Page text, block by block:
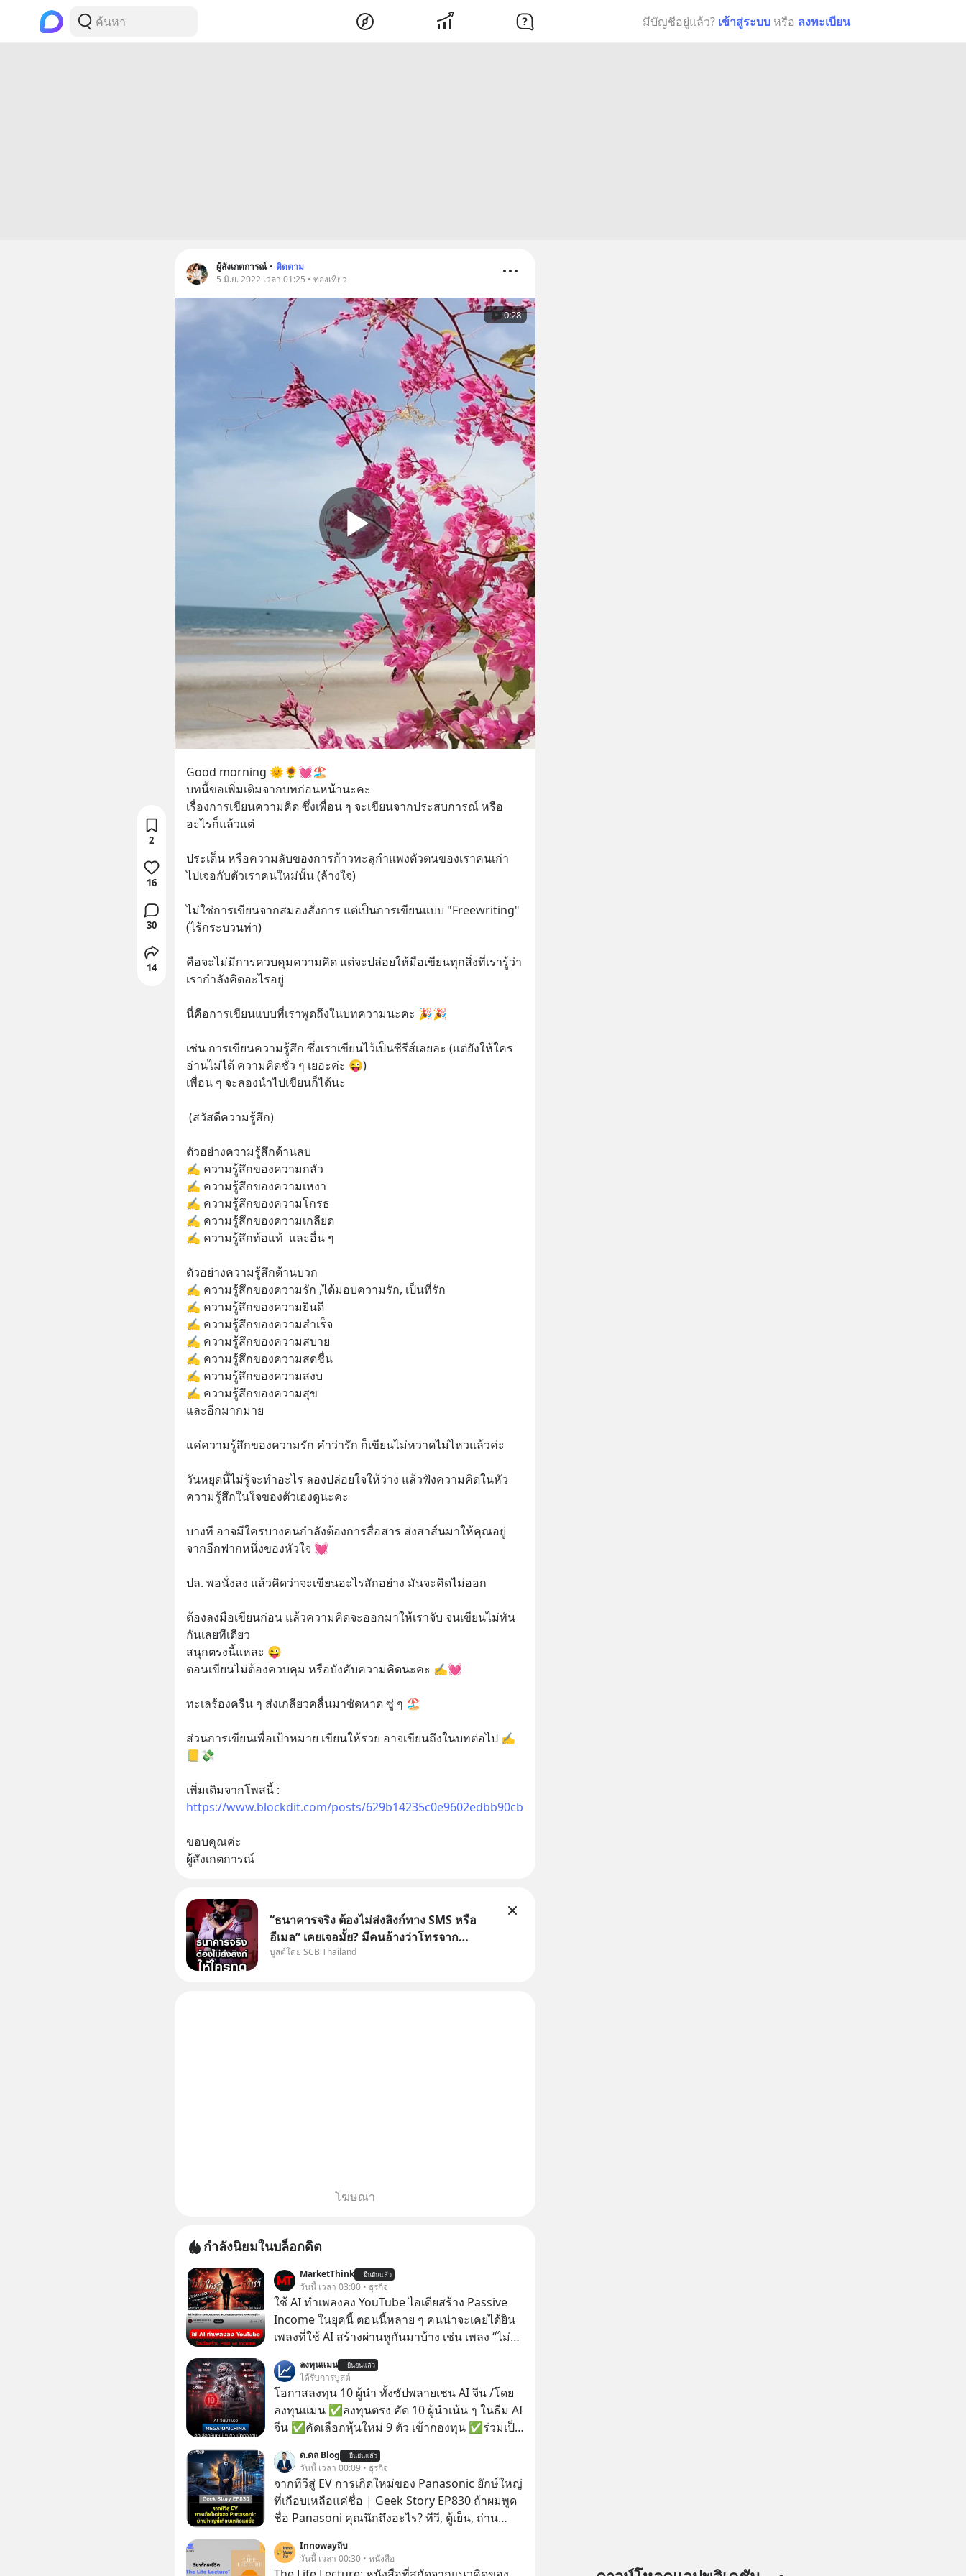
มีบัญชีอยู่แล้ว? เข้าสู่ระบบ หรือ ลงทะเบียน
ผู้สังเกตการณ์ • ติดตาม
5 มิ.ย. 2022 เวลา 01:25 • ท่องเที่ยว
0:28
Good morning 🌞🌻💓🏖️
บทนี้ขอเพิ่มเติมจากบทก่อนหน้านะคะ
เรื่องการเขียนความคิด ซึ่งเพื่อน ๆ จะเขียนจากประสบการณ์ หรือ
อะไรก็แล้วแต่
ประเด็น หรือความลับของการก้าวทะลุกำแพงตัวตนของเราคนเก่า
ไปเจอกับตัวเราคนใหม่นั้น (ล้างใจ)
ไม่ใช่การเขียนจากสมองสั่งการ แต่เป็นการเขียนแบบ "Freewriting"
(ไร้กระบวนท่า)
คือจะไม่มีการควบคุมความคิด แต่จะปล่อยให้มือเขียนทุกสิ่งที่เรารู้ว่า
เรากำลังคิดอะไรอยู่
นี่คือการเขียนแบบที่เราพูดถึงในบทความนะคะ 🎉🎉
เช่น การเขียนความรู้สึก ซึ่งเราเขียนไว้เป็นซีรีส์เลยละ (แต่ยังให้ใคร
อ่านไม่ได้ ความคิดชั่ว ๆ เยอะค่ะ 😜)
เพื่อน ๆ จะลองนำไปเขียนก็ได้นะ
(สวัสดีความรู้สึก)
ตัวอย่างความรู้สึกด้านลบ
✍️ ความรู้สึกของความกลัว
✍️ ความรู้สึกของความเหงา
✍️ ความรู้สึกของความโกรธ
✍️ ความรู้สึกของความเกลียด
✍️ ความรู้สึกท้อแท้  และอื่น ๆ
ตัวอย่างความรู้สึกด้านบวก
✍️ ความรู้สึกของความรัก ,ได้มอบความรัก, เป็นที่รัก
✍️ ความรู้สึกของความยินดี
✍️ ความรู้สึกของความสำเร็จ
✍️ ความรู้สึกของความสบาย
✍️ ความรู้สึกของความสดชื่น
✍️ ความรู้สึกของความสงบ
✍️ ความรู้สึกของความสุข
และอีกมากมาย
แค่ความรู้สึกของความรัก คำว่ารัก ก็เขียนไม่หวาดไม่ไหวแล้วค่ะ
วันหยุดนี้ไม่รู้จะทำอะไร ลองปล่อยใจให้ว่าง แล้วฟังความคิดในหัว
ความรู้สึกในใจของตัวเองดูนะคะ
บางที อาจมีใครบางคนกำลังต้องการสื่อสาร ส่งสาส์นมาให้คุณอยู่
จากอีกฟากหนึ่งของหัวใจ 💓
ปล. พอนั่งลง แล้วคิดว่าจะเขียนอะไรสักอย่าง มันจะคิดไม่ออก
ต้องลงมือเขียนก่อน แล้วความคิดจะออกมาให้เราจับ จนเขียนไม่ทัน
กันเลยทีเดียว
สนุกตรงนี้แหละ 😜
ตอนเขียนไม่ต้องควบคุม หรือบังคับความคิดนะคะ ✍️💓
ทะเลร้องครืน ๆ ส่งเกลียวคลื่นมาซัดหาด ซู่ ๆ 🏖️
ส่วนการเขียนเพื่อเป้าหมาย เขียนให้รวย อาจเขียนถึงในบทต่อไป ✍️
📒💸
เพิ่มเติมจากโพสนี้ :
https://www.blockdit.com/posts/629b14235c0e9602edbb90cb
ขอบคุณค่ะ
ผู้สังเกตการณ์
2
16
30
14
“ธนาคารจริง ต้องไม่ส่งลิงก์ทาง SMS หรือ
อีเมล” เคยเจอมั้ย? มีคนอ้างว่าโทรจาก
ธนาคาร บอกว่าบัญชีมีปัญหา แล้วให้กดลิงก์
บูสต์โดย SCB Thailand
โฆษณา
กำลังนิยมในบล็อกดิต
MarketThink ยืนยันแล้ว
วันนี้ เวลา 03:00 • ธุรกิจ
ใช้ AI ทำเพลงลง YouTube ไอเดียสร้าง Passive
Income ในยุคนี้ ตอนนี้หลาย ๆ คนน่าจะเคยได้ยิน
เพลงที่ใช้ AI สร้างผ่านหูกันมาบ้าง เช่น เพลง “ไม่มี
ตอนนี้มียอดรับชมกว่า 26 ล้านครั้งแล้ว
ลงทุนแมน ยืนยันแล้ว
ได้รับการบูสต์
โอกาสลงทุน 10 ผู้นำ ทั้งซัปพลายเชน AI จีน /โดย
ลงทุนแมน ✅ลงทุนตรง คัด 10 ผู้นำเน้น ๆ ในธีม AI
จีน ✅คัดเลือกหุ้นใหม่ 9 ตัว เข้ากองทุน ✅ร่วมเป็น
ความจำ โมเดล AI ยันหุ่นยนต์ ✅ได้การรับยกเว้น
ภาษี Capital Gain ตามกฎหมายภาษีของ
ประเทศไทย
ด.ดล Blog ยืนยันแล้ว
วันนี้ เวลา 00:09 • ธุรกิจ
จากทีวีสู่ EV การเกิดใหม่ของ Panasonic ยักษ์ใหญ่
ที่เกือบเหลือแค่ชื่อ | Geek Story EP830 ถ้าผมพูด
ชื่อ Panasoni คุณนึกถึงอะไร? ทีวี, ตู้เย็น, ถ่าน
พลาดเรื่องราวการ ‘Rebranding’ ที่ดุเดือดที่สุดใน
ประวัติศาสตร์ญี่ปุ่น! รู้หรือไม่ว่า ในวันที่พวกเขา
Innowayถีบ
วันนี้ เวลา 00:30 • หนังสือ